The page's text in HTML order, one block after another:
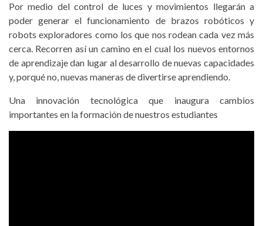
Por medio del control de luces y movimientos llegarán a
poder generar el funcionamiento de brazos robóticos y
robots exploradores como los que nos rodean cada vez más
cerca. Recorren así un camino en el cual los nuevos entornos
de aprendizaje dan lugar al desarrollo de nuevas capacidades
y, porqué no, nuevas maneras de divertirse aprendiendo.
Una innovación tecnológica que inaugura cambios
importantes en la formación de nuestros estudiantes